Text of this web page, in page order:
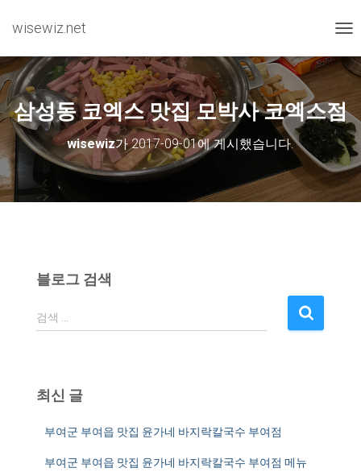
wisewiz.net
삼성동 코엑스 맛집 모박사 코엑스점
wisewiz가2017-09-01에 게시했습니다.
블로그 검색
검
색
검색 …
최신 글
부여군 부여읍 맛집 윤가네 바지락칼국수 부여점
부여군 부여읍 맛집 윤가네 바지락칼국수 부여점 메뉴